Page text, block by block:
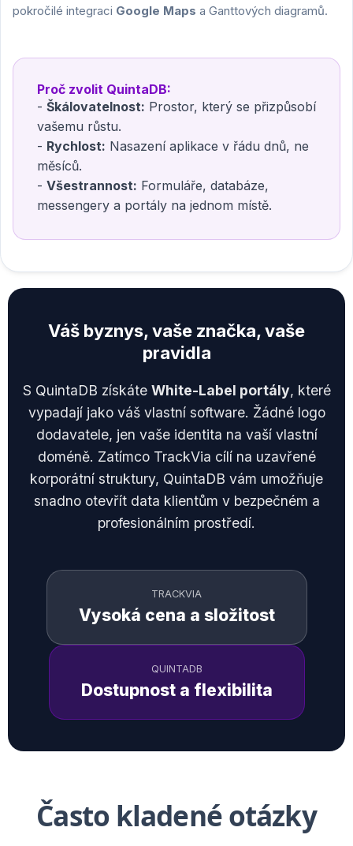
pokročilé integraci Google Maps a Ganttových diagramů.
Proč zvolit QuintaDB:
- Škálovatelnost: Prostor, který se přizpůsobí
vašemu růstu.
- Rychlost: Nasazení aplikace v řádu dnů, ne
měsíců.
- Všestrannost: Formuláře, databáze,
messengery a portály na jednom místě.
Váš byznys, vaše značka, vaše
pravidla
S QuintaDB získáte White-Label portály, které
vypadají jako váš vlastní software. Žádné logo
dodavatele, jen vaše identita na vaší vlastní
doméně. Zatímco TrackVia cílí na uzavřené
korporátní struktury, QuintaDB vám umožňuje
snadno otevřít data klientům v bezpečném a
profesionálním prostředí.
TRACKVIA
Vysoká cena a složitost
QUINTADB
Dostupnost a flexibilita
Často kladené otázky